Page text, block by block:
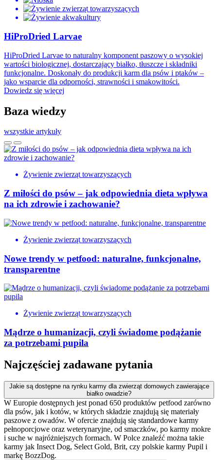
HiProDried Larvae
HiProDried Larvae to naturalny komponent paszowy o wysokiej
wartości biologicznej, dostarczający białko, tłuszcze i składniki
funkcjonalne. Doskonały do produkcji karm dla psów i ptaków –
jako wsparcie dla odporności, strawności i smakowitości.
Dowiedz się więcej
Baza wiedzy
wszystkie artykuły
Żywienie zwierząt towarzyszących
Z miłości do psów – jak odpowiednia dieta wpływa
na ich zdrowie i zachowanie?
Żywienie zwierząt towarzyszących
Nowe trendy w petfood: naturalne, funkcjonalne,
transparentne
Żywienie zwierząt towarzyszących
Mądrze o humanizacji, czyli świadome podążanie
za potrzebami pupila
Najczęściej zadawane pytania
Jakie są dostępne na rynku karmy dla zwierząt domowych zawierające
białko owadzie?
W Europie dostępnych jest ponad 650 produktów petfood zarówno
dla psów, jak i kotów, w których składzie znajdują się materiały
paszowe z owadów. W ofercie znajdują się standardowe karmy
pełnoporcjowe oraz weterynaryjne, od smaczków, po karmy mokre
i suche w najróżniejszych formach. W Polce znaleźć można takie
karmy jak Insect Dog, Select Gold, Brit, czy polskie karmy Pupil i
markę BozzDog.